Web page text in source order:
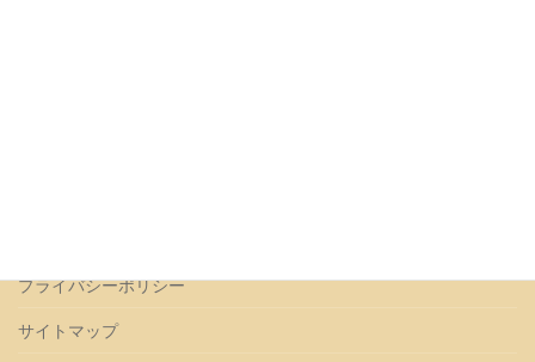
プライバシーポリシー
サイトマップ